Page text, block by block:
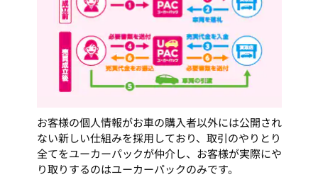
お客様の個人情報がお車の購入者以外には公開され
ない新しい仕組みを採用しており、取引のやりとり
全てをユーカーパックが仲介し、お客様が実際にや
り取りするのはユーカーパックのみです。